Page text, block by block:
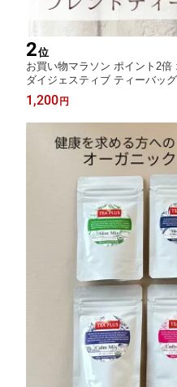
2位
お買い物マラソン ポイント2
ダイジェスティブ ティーバッ
ぎ 食べ過ぎ 胃もたれ フェンネ
ト プレゼント アーユルヴェー
ーポンあり
1,200円